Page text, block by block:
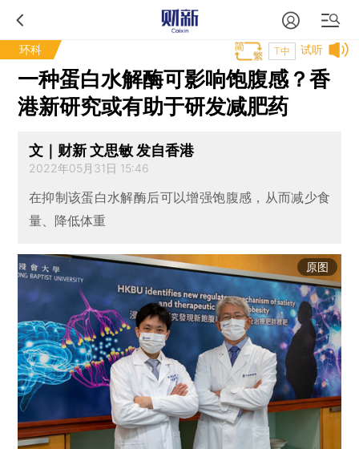
环科 试听
T中
一种蛋白水解酶可影响饱腹感？香
港新研究或有助于研发减肥药
文｜财新 文思敏 发自香港
2022年05月31日 15:46
在抑制该蛋白水解酶后可以增强饱腹感，从而减少食
量、降低体重
原图